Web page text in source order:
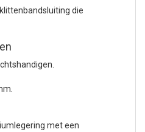
die
met een